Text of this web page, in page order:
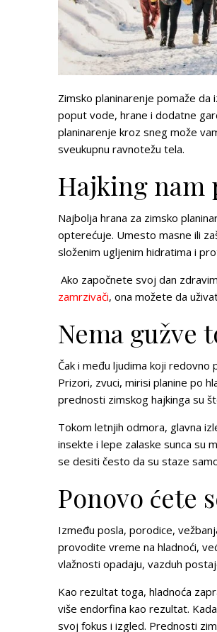
Zimsko planinarenje pomaže
poput vode, hrane i dodatne
planinarenje kroz sneg može
sveukupnu ravnotežu tela.
Hajking nam
Najbolja hrana za zimsko
opterećuje. Umesto masne ili
složenim ugljenim hidratima i
Ako započnete svoj dan
zamrzivači, ona možete da
Nema gužve
Čak i među ljudima koji
Prizori, zvuci, mirisi planine po
prednosti zimskog hajkinga su
Tokom letnjih odmora, glavna
insekte i lepe zalaske sunca su
se desiti često da su staze
Ponovo ćete
Između posla, porodice,
provodite vreme na hladnoći,
vlažnosti opadaju, vazduh
Kao rezultat toga, hladnoća
više endorfina kao rezultat.
svoj fokus i izgled. Prednosti